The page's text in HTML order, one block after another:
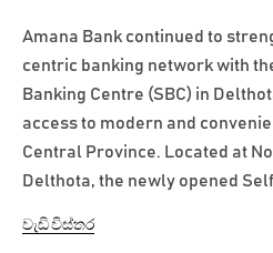
Amana Bank continued to
centric banking network with
Banking Centre (SBC) in
access to modern and
Central Province. Located at
Delthota, the newly opened
වැඩි විස්තර